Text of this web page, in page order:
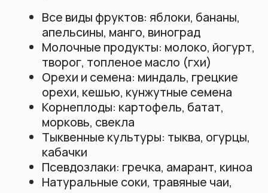
Мохини Экадаши — это день освобождения
от иллюзий и обретения духовной ясности.
Согласно писаниям, этот экадаши
превосходит по благу паломничества,
жертвоприношения и милостыню, даруя
блага, равные пожертвованию тысячи
коров. Помните: искренность намерений и
осознанность важнее строгого следования
формальным правилам, а забота о здоровье
должна оставаться приоритетом на пути
духовного развития.